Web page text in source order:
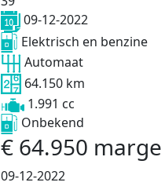
09-12-2022
Elektrisch en benzine
Automaat
64.150 km
1.991 cc
Onbekend
€ 64.950 marge
09-12-2022